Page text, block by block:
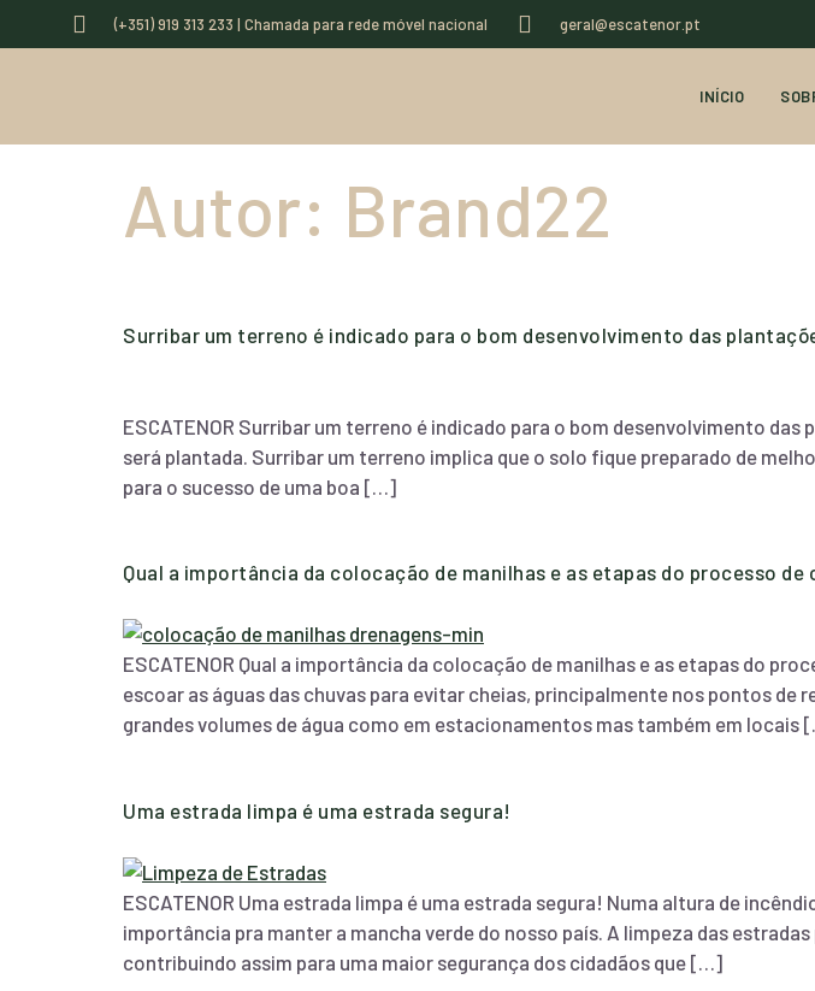
(+351) 919 313 233 | Chamada para rede móvel nacional geral@escatenor.pt
INÍCIO
Autor: Brand22
Surribar um terreno é indicado para o bom desenvolvimento das
ESCATENOR Surribar um terreno é indicado para o bom desenvolvimento
será plantada. Surribar um terreno implica que o solo fique preparado de
para o sucesso de uma boa […]
Qual a importância da colocação de manilhas e as etapas do processo de
ESCATENOR Qual a importância da colocação de manilhas e as etapas do
escoar as águas das chuvas para evitar cheias, principalmente nos pontos de
grandes volumes de água como em estacionamentos mas também em locais
Uma estrada limpa é uma estrada segura!
ESCATENOR Uma estrada limpa é uma estrada segura! Numa altura de
importância pra manter a mancha verde do nosso país. A limpeza das
contribuindo assim para uma maior segurança dos cidadãos que […]